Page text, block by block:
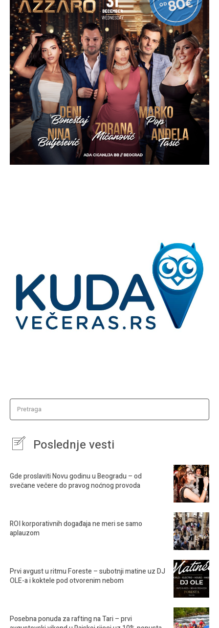
Pretraga
Poslednje vesti
Gde proslaviti Novu godinu u Beogradu – od
svečane večere do pravog noćnog provoda
ROI korporativnih događaja ne meri se samo
aplauzom
Prvi avgust u ritmu Foreste – subotnji matine uz DJ
OLE-a i koktele pod otvorenim nebom
Posebna ponuda za rafting na Tari – prvi